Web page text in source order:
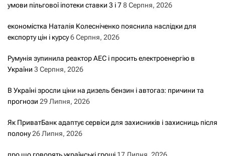
умови пільгової іпотеки ставки 3 і 78 Серпня, 2026
економістка Наталія Колесніченко пояснила наслідки для
експорту цін і курсу6 Серпня, 2026
Румунія зупинила реактор АЕС і просить електроенергію в
України 3 Серпня, 2026
В Україні зросли ціни на дизель бензин і автогаз: причини та
прогнози 29 Липня, 2026
Як ПриватБанк адаптує сервіси для захисників і захисниць після
полону26 Липня, 2026